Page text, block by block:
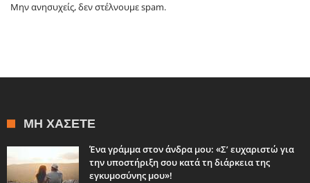
Μην ανησυχείς, δεν στέλνουμε spam.
ΜΗ ΧΆΣΕΤΕ
Ένα γράμμα στον άνδρα μου: «Σ’ ευχαριστώ για
την υποστήριξη σου κατά τη διάρκεια της
εγκυμοσύνης μου»!